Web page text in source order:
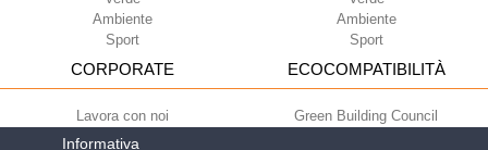
Ambiente
Sport
Ambiente
Sport
CORPORATE
Lavora con noi
Termini di utilizzo
ECOCOMPATIBILITÀ
Green Building Council
Informativa